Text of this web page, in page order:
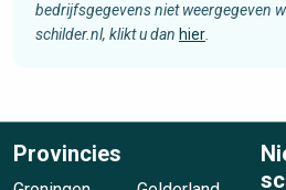
bedrijfsgegevens niet weergegeven
schilder.nl, klikt u dan hier
Provincies